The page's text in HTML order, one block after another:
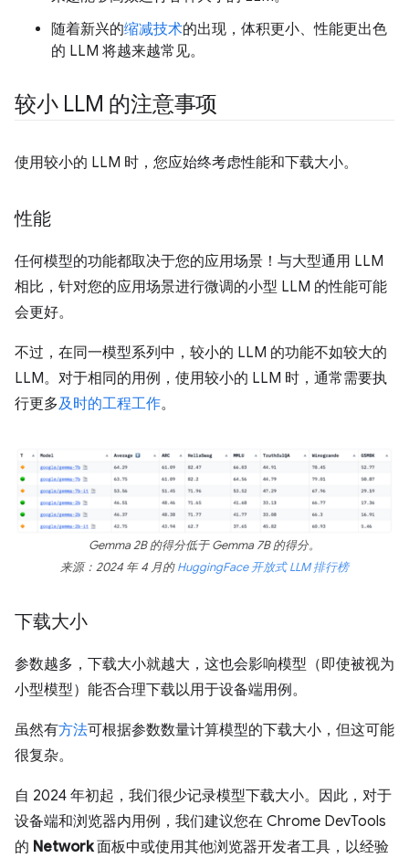
随着新兴的缩减技术的出现，体积更小、性能更出色
的 LLM 将越来越常见。
较小 LLM 的注意事项
使用较小的 LLM 时，您应始终考虑性能和下载大小。
性能
任何模型的功能都取决于您的应用场景！与大型通用 LLM
相比，针对您的应用场景进行微调的小型 LLM 的性能可能
会更好。
不过，在同一模型系列中，较小的 LLM 的功能不如较大的
LLM。对于相同的用例，使用较小的 LLM 时，通常需要执
行更多及时的工程工作。
Gemma 2B 的得分低于 Gemma 7B 的得分。
来源：2024 年 4 月的HuggingFace 开放式 LLM 排行榜
下载大小
参数越多，下载大小就越大，这也会影响模型（即使被视为
小型模型）能否合理下载以用于设备端用例。
虽然有方法可根据参数数量计算模型的下载大小，但这可能
很复杂。
自 2024 年初起，我们很少记录模型下载大小。因此，对于
设备端和浏览器内用例，我们建议您在 Chrome DevTools
的 Network面板中或使用其他浏览器开发者工具，以经验